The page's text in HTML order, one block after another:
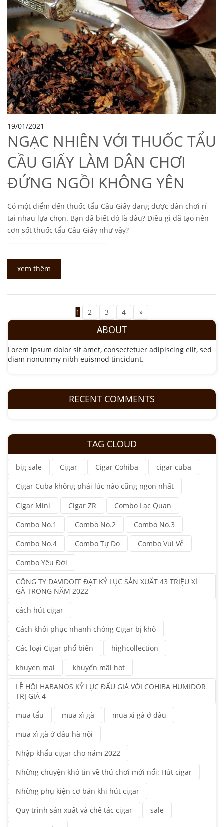
19/01/2021
NGẠC NHIÊN VỚI THUỐC TẨU
CẦU GIẤY LÀM DÂN CHƠI
ĐỨNG NGỒI KHÔNG YÊN
Có một điểm đến thuốc tẩu Cầu Giấy đang được dân chơi rỉ
tai nhau lựa chọn. Bạn đã biết đó là đâu? Điều gì đã tạo nên
cơn sốt thuốc tẩu Cầu Giấy như vậy?
——————————————-
xem thêm
1 2 3 4 »
ABOUT
Lorem ipsum dolor sit amet, consectetuer adipiscing elit, sed
diam nonummy nibh euismod tincidunt.
RECENT COMMENTS
TAG CLOUD
big sale Cigar Cigar Cohiba
cigar cuba
Cigar Cuba không phải lúc nào cũng ngon nhất
Cigar Mini
Cigar ZR
Combo Lạc Quan
Combo No.1
Combo No.2
Combo No.3
Combo No.4
Combo Tự Do
Combo Vui Vẻ
Combo Yêu Đời
CÔNG TY DAVIDOFF ĐẠT KỶ LỤC SẢN XUẤT 43 TRIỆU XÌ
GÀ TRONG NĂM 2022
cách hút cigar
Cách khôi phục nhanh chóng Cigar bị khô
Các loại Cigar phổ biến
highcollection
khuyen mai
khuyến mãi hot
LỄ HỘI HABANOS KỶ LỤC ĐẤU GIÁ VỚI COHIBA HUMIDOR
TRỊ GIÁ 4
mua tẩu
mua xì gà
mua xì gà ở đâu
mua xì gà ở đâu hà nội
Nhập khẩu cigar cho năm 2022
Những chuyện khó tin về thú chơi mới nổi: Hút cigar
Những phụ kiện cơ bản khi hút cigar
Quy trình sản xuất và chế tác cigar
sale